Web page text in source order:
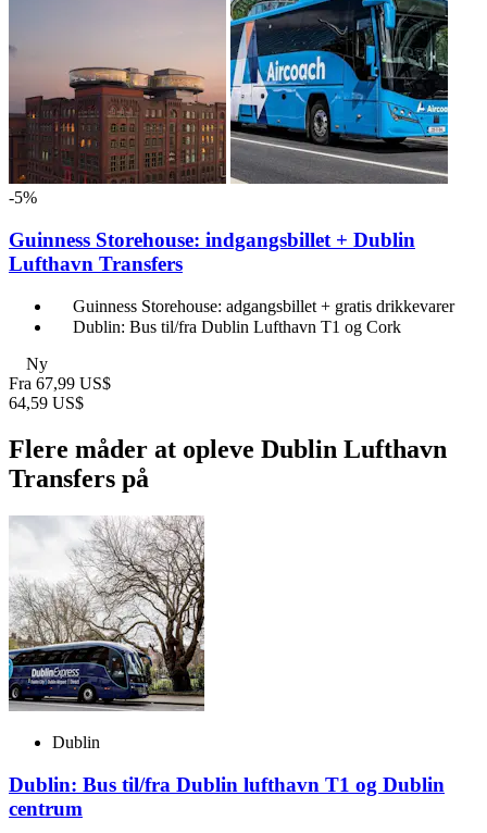
-5%
Guinness Storehouse: indgangsbillet + Dublin
Lufthavn Transfers
Guinness Storehouse: adgangsbillet + gratis drikkevarer
Dublin: Bus til/fra Dublin Lufthavn T1 og Cork
Ny
Fra 67,99 US$
64,59 US$
Flere måder at opleve Dublin Lufthavn
Transfers på
Dublin
Dublin: Bus til/fra Dublin lufthavn T1 og Dublin
centrum